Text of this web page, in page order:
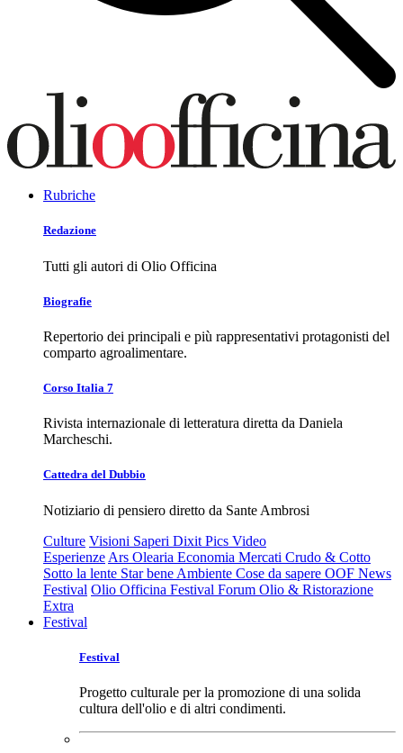
Rubriche
Redazione
Tutti gli autori di Olio Officina
Biografie
Repertorio dei principali e più rappresentativi protagonisti del
comparto agroalimentare.
Corso Italia 7
Rivista internazionale di letteratura diretta da Daniela
Marcheschi.
Cattedra del Dubbio
Notiziario di pensiero diretto da Sante Ambrosi
Culture Visioni Saperi Dixit Pics Video
Esperienze Ars Olearia Economia Mercati Crudo & Cotto
Sotto la lente Star bene Ambiente Cose da sapere OOF News
Festival Olio Officina Festival Forum Olio & Ristorazione
Extra
Festival
Festival
Progetto culturale per la promozione di una solida
cultura dell'olio e di altri condimenti.